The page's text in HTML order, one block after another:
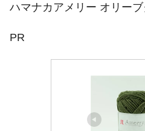
ハマナカアメリー オリー
PR